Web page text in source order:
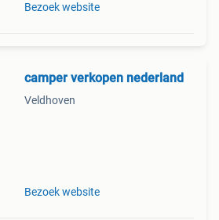
Bezoek website
camper verkopen nederland
Veldhoven
Bezoek website